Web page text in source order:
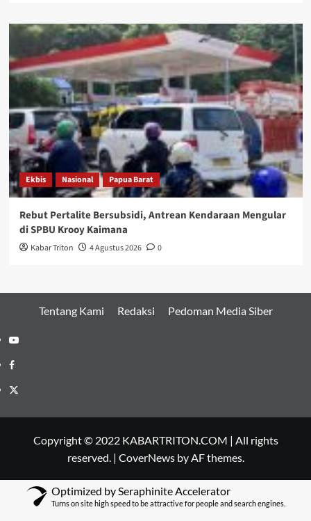
Ekbis Nasional Papua Barat
Rebut Pertalite Bersubsidi, Antrean Kendaraan Mengular
di SPBU Krooy Kaimana
Kabar Triton 4 Agustus 2026 0
Tentang Kami Redaksi Pedoman Media Siber
Youtube
Facebook
Twitter
Copyright © 2022 KABARTRITON.COM | All rights
reserved. | CoverNewsby AF themes.
Optimized by Seraphinite Accelerator
Turns on site high speed to be attractive for people and search engines.